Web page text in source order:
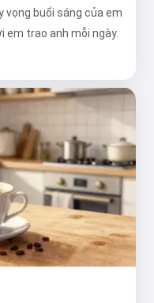
vọng buổi sáng của em
em trao anh mỗi ngày.